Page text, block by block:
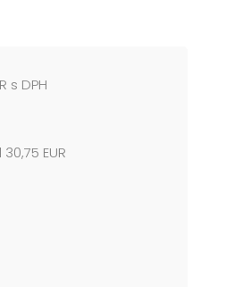
s DPH
EUR